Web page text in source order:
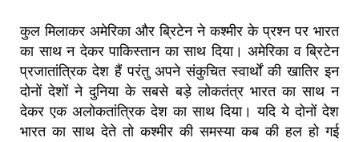
कुल मिलाकर अमेरिका और ब्रिटेन ने कश्मीर के प्रश्न पर भारत
का साथ न देकर पाकिस्तान का साथ दिया। अमेरिका व ब्रिटेन
प्रजातांत्रिक देश हैं परंतु अपने संकुचित स्वार्थों की खातिर इन
दोनों देशों ने दुनिया के सबसे बड़े लोकतंत्र भारत का साथ न
देकर एक अलोकतांत्रिक देश का साथ दिया। यदि ये दोनों देश
भारत का साथ देते तो कश्मीर की समस्या कब की हल हो गई